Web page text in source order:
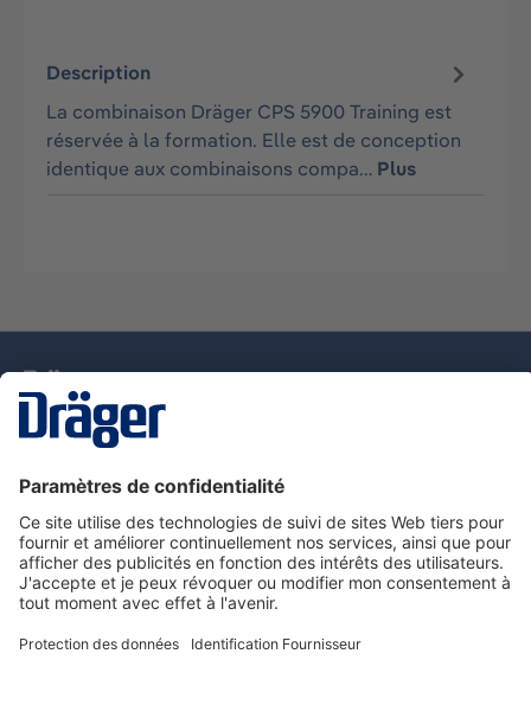
Description
La combinaison Dräger CPS 5900 Training est
réservée à la formation. Elle est de conception
identique aux combinaisons compa… Plus
Nous contacter
Service de e-commande Dräger
Informations sur les produits